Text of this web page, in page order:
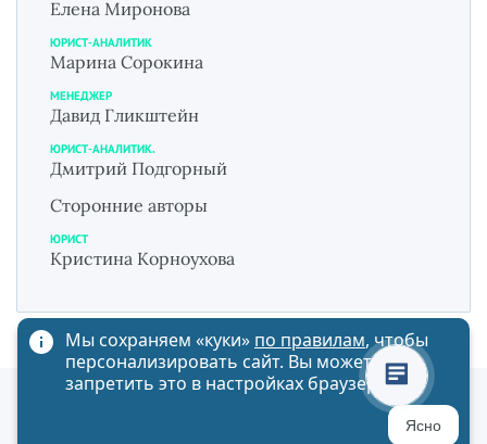
Елена Миронова
ЮРИСТ-АНАЛИТИК
Марина Сорокина
МЕНЕДЖЕР
Давид Гликштейн
ЮРИСТ-АНАЛИТИК.
Дмитрий Подгорный
Сторонние авторы
ЮРИСТ
Кристина Корноухова
Политика обработки персональных данных
Мы сохраняем «куки» по правилам, чтобы
персонализировать сайт. Вы можете
запретить это в настройках браузера
Ясно